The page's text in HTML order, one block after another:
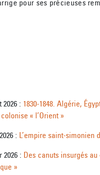
pour ses précieuses
: 1830-1848. Algérie,
« l’Orient »
: L’empire saint-simonien
2026 : Des canuts insurgés
»